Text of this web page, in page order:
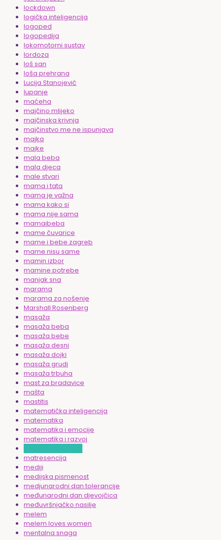
lockdown
logička inteligencija
logoped
logopedija
lokomotorni sustav
lordoza
loš san
loša prehrana
Lucija Stanojević
lupanje
maćeha
majčino mlijeko
majčinska krivnja
majčinstvo me ne ispunjava
majka
majke
mala beba
mala djeca
male stvari
mama i tata
mama je važna
mama kako si
mama nije sama
mamaibeba
mame čuvarice
mame i bebe zagreb
mame nisu same
mamin izbor
mamine potrebe
manjak sna
marama
marama za nošenje
Marshall Rosenberg
masaža
masaža beba
masaža bebe
masaža desni
masaža dojki
masaža grudi
masaža trbuha
mast za bradavice
mašta
mastitis
matematička inteligencija
matematika
matematika i emocije
matematika i razvoj
matresencija
mediji
medijska pismenost
medjunarodni dan tolerancije
međunarodni dan djevojčica
međuvršnjačko nasilje
melem
melem loves women
mentalna snaga